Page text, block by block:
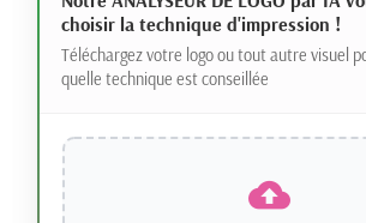
choisir la technique d'impression !
Téléchargez votre logo ou tout autre visuel
quelle technique est conseillée